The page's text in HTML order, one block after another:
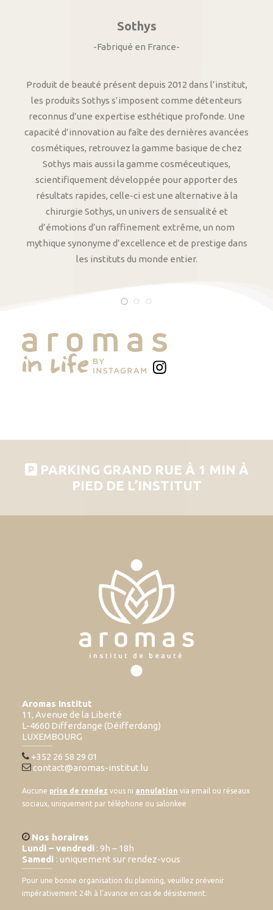
Sothys
-Fabriqué en France-
Produit de beauté présent depuis 2012 dans l’institut,
les produits Sothys s’imposent comme détenteurs
reconnus d’une expertise esthétique profonde. Une
capacité d’innovation au faîte des dernières avancées
cosmétiques, retrouvez la gamme basique de chez
Sothys mais aussi la gamme cosméceutiques,
scientifiquement développée pour apporter des
résultats rapides, celle-ci est une alternative à la
chirurgie Sothys, un univers de sensualité et
d’émotions d’un raffinement extrême, un nom
mythique synonyme d’excellence et de prestige dans
les instituts du monde entier.
PARKING GRAND RUE À 1 MIN À
PIED DE L’INSTITUT
Aromas Institut
11, Avenue de la Liberté
L-4660 Differdange (Déifferdang)
LUXEMBOURG
+352 26 58 29 01
contact@aromas-institut.lu
Aucune prise de rendez vous ni annulation via email ou réseaux
sociaux, uniquement par téléphone ou salonkee
Nos horaires
Lundi – vendredi : 9h – 18h
Samedi : uniquement sur rendez-vous
Pour une bonne organisation du planning, veuillez prévenir
impérativement 24h à l’avance en cas de désistement.